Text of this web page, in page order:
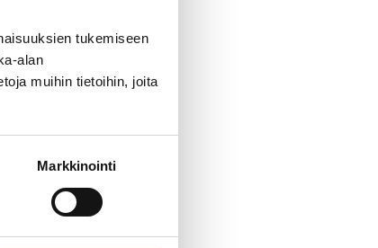
tukemiseen
alan
muihin tietoihin, joita
Markkinointi